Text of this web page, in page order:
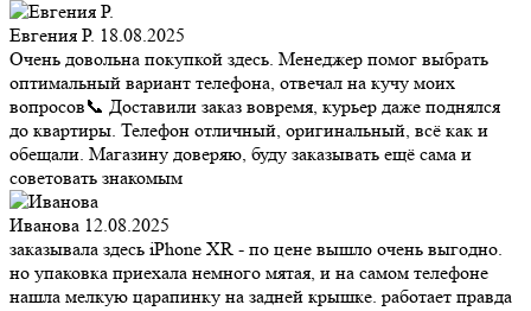
Евгения Р. 18.08.2025
Очень довольна покупкой здесь. Менеджер помог выбрать
оптимальный вариант телефона, отвечал на кучу моих
вопросов📞 Доставили заказ вовремя, курьер даже поднялся
до квартиры. Телефон отличный, оригинальный, всё как и
обещали. Магазину доверяю, буду заказывать ещё сама и
советовать знакомым
Иванова 12.08.2025
заказывала здесь iPhone XR - по цене вышло очень выгодно.
но упаковка приехала немного мятая, и на самом телефоне
нашла мелкую царапинку на задней крышке. работает правда